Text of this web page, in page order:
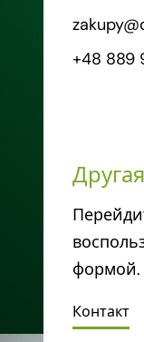
+48 889
формой.
Контакт